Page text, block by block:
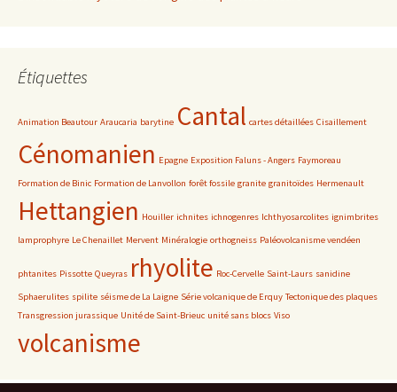
Étiquettes
Animation Beautour Araucaria barytine Cantal cartes détaillées Cisaillement
Cénomanien Epagne Exposition Faluns - Angers Faymoreau
Formation de Binic Formation de Lanvollon forêt fossile granite granitoïdes Hermenault
Hettangien Houiller ichnites ichnogenres Ichthyosarcolites ignimbrites
lamprophyre Le Chenaillet Mervent Minéralogie orthogneiss Paléovolcanisme vendéen
phtanites Pissotte Queyras rhyolite Roc-Cervelle Saint-Laurs sanidine
Sphaerulites spilite séisme de La Laigne Série volcanique de Erquy Tectonique des plaques
Transgression jurassique Unité de Saint-Brieuc unité sans blocs Viso
volcanisme